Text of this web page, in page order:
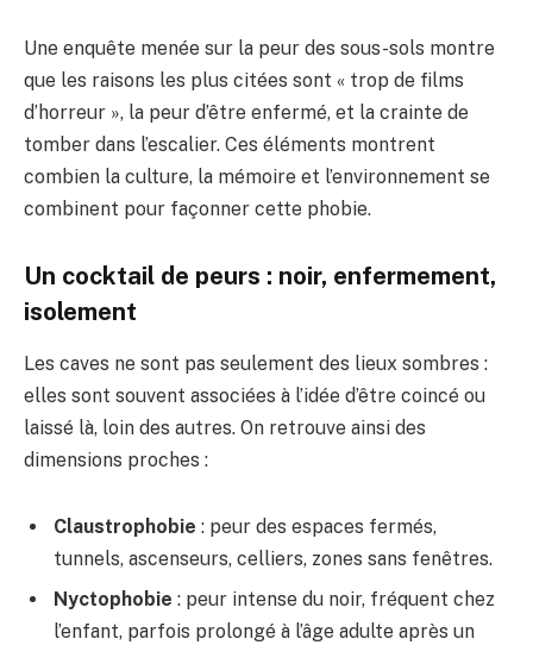
Une enquête menée sur la peur des sous-sols montre
que les raisons les plus citées sont « trop de films
d’horreur », la peur d’être enfermé, et la crainte de
tomber dans l’escalier. Ces éléments montrent
combien la culture, la mémoire et l’environnement se
combinent pour façonner cette phobie.
Un cocktail de peurs : noir, enfermement,
isolement
Les caves ne sont pas seulement des lieux sombres :
elles sont souvent associées à l’idée d’être coincé ou
laissé là, loin des autres. On retrouve ainsi des
dimensions proches :
Claustrophobie : peur des espaces fermés,
tunnels, ascenseurs, celliers, zones sans fenêtres.
Nyctophobie : peur intense du noir, fréquent chez
l’enfant, parfois prolongé à l’âge adulte après un